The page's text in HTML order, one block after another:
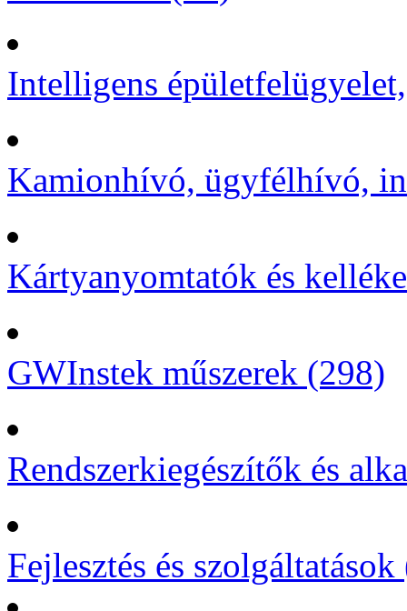
Intelligens
Kamionhívó, ügyfélhívó,
Kártyanyomtatók és
GWInstek műszerek (298)
Rendszerkiegészítők és
Fejlesztés és